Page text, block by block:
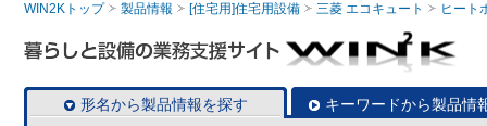
WIN2Kトップ 製品情報 [住宅用]住宅用設備 三菱 エコキュート ヒート
形名から製品情報を探す キーワードから製品情